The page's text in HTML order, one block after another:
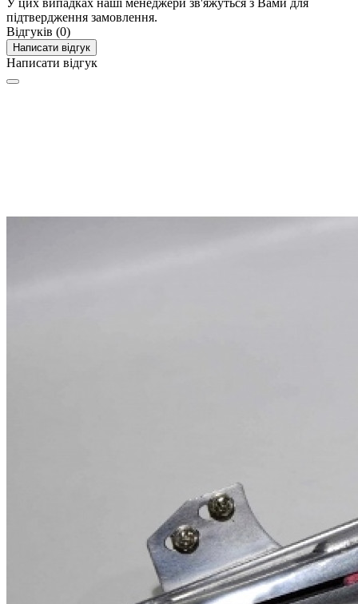
У цих випадках наші менеджери зв'яжуться з Вами для
підтвердження замовлення.
Відгуків (0)
Написати відгук
Написати відгук